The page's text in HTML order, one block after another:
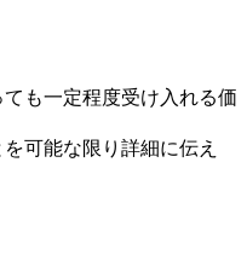
ても一定程度受け入れる価
可能な限り詳細に伝え